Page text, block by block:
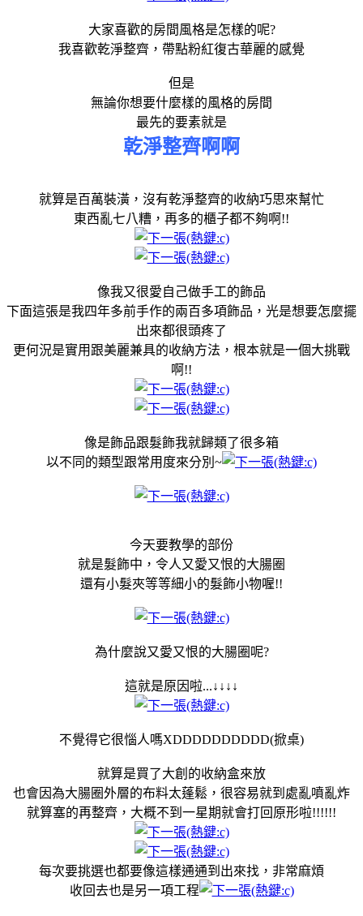
大家喜歡的房間風格是怎樣的呢?
我喜歡乾淨整齊，帶點粉紅復古華麗的感覺
但是
無論你想要什麼樣的風格的房間
最先的要素就是
乾淨整齊啊啊
就算是百萬裝潢，沒有乾淨整齊的收納巧思來幫忙
東西亂七八糟，再多的櫃子都不夠啊!!
像我又很愛自己做手工的飾品
下面這張是我四年多前手作的兩百多項飾品，光是想要怎麼擺
出來都很頭疼了
更何況是實用跟美麗兼具的收納方法，根本就是一個大挑戰
啊!!
像是飾品跟髮飾我就歸類了很多箱
以不同的類型跟常用度來分別~
今天要教學的部份
就是髮飾中，令人又愛又恨的大腸圈
還有小髮夾等等細小的髮飾小物喔!!
為什麼說又愛又恨的大腸圈呢?
這就是原因啦...↓↓↓↓
不覺得它很惱人嗎XDDDDDDDDDD(掀桌)
就算是買了大創的收納盒來放
也會因為大腸圈外層的布料太蓬鬆，很容易就到處亂噴亂炸
就算塞的再整齊，大概不到一星期就會打回原形啦!!!!!!
每次要挑選也都要像這樣通通到出來找，非常麻煩
收回去也是另一項工程